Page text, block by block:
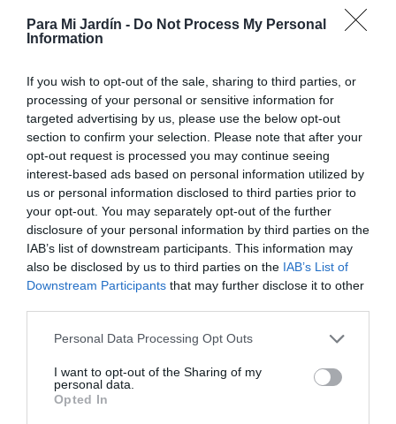
Para Mi Jardín - Do Not Process My Personal
Information
If you wish to opt-out of the sale, sharing to third parties, or
processing of your personal or sensitive information for
targeted advertising by us, please use the below opt-out
section to confirm your selection. Please note that after your
opt-out request is processed you may continue seeing
interest-based ads based on personal information utilized by
us or personal information disclosed to third parties prior to
your opt-out. You may separately opt-out of the further
disclosure of your personal information by third parties on the
IAB’s list of downstream participants. This information may
also be disclosed by us to third parties on the IAB’s List of
Downstream Participants that may further disclose it to other
Personal Data Processing Opt Outs
I want to opt-out of the Sharing of my
personal data.
Opted In
Arroyuella-Salicaria-Lythrum
Salicaria
Dificultad muy baja
Planta herbácea vivaz, semi acuática, de crecimiento
vertical. Tallos cuadriculares altos con hojas lanceadas y
pequeñas, de color verde. Florece de finales de primavera a
finales de verano, flores pequeñas, de color rosa purpura o
violeta, reunidas en inflorescencias verticales. Situación
soleada o parcialmente soleada, suelo húmedo o
encharcado. Resiste temperaturas bajas invernales.
Leer más